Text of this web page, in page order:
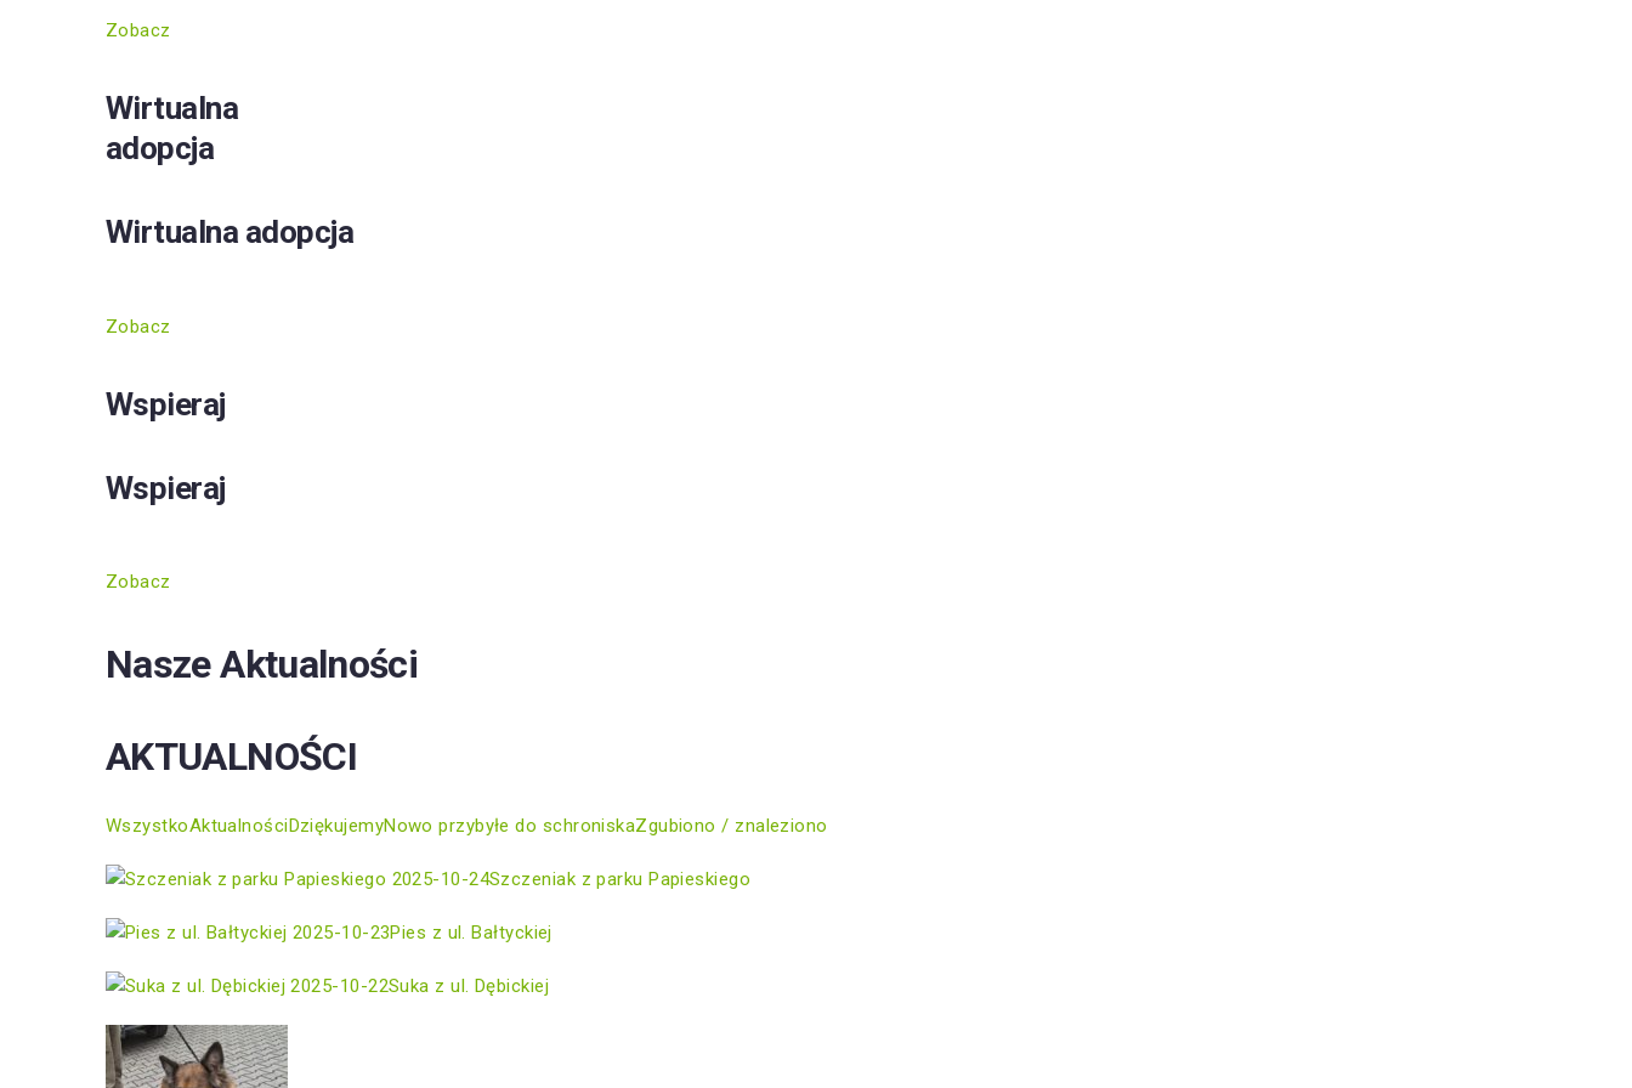
Zobacz
Wirtualna
adopcja
Wirtualna adopcja
Zobacz
Wspieraj
Wspieraj
Zobacz
Nasze Aktualności
AKTUALNOŚCI
WszystkoAktualnościDziękujemyNowo przybyłe do schroniskaZgubiono / znaleziono
2025-10-24Szczeniak z parku Papieskiego
2025-10-23Pies z ul. Bałtyckiej
2025-10-22Suka z ul. Dębickiej